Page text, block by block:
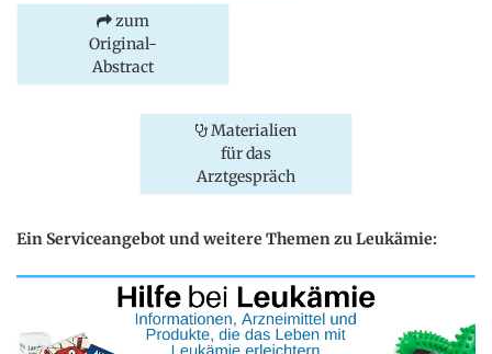
zum
Original-
Abstract
Materialien
für das
Arztgespräch
Ein Serviceangebot und weitere Themen zu Leukämie: